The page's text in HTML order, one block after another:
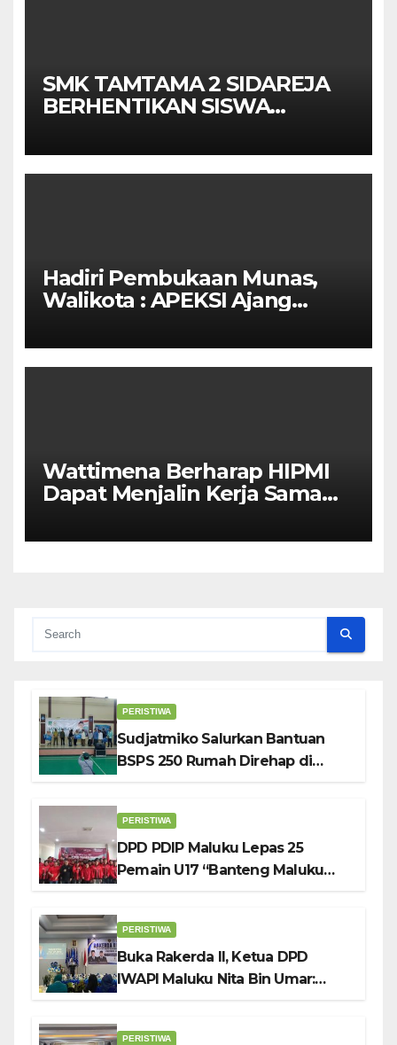
SMK TAMTAMA 2 SIDAREJA
BERHENTIKAN SISWA
LAKRI CILACAP TURUN
TANGAN
Hadiri Pembukaan Munas,
Walikota : APEKSI Ajang
Wattimena Berharap HIPMI
Dapat Menjalin Kerja Sama
Meningkatkan
PERISTIWA
Sudjatmiko Salurkan Bantuan
BSPS 250 Rumah Direhap di
PERISTIWA
DPD PDIP Maluku Lepas 25
Pemain U17 “Banteng Maluku
PERISTIWA
Buka Rakerda II, Ketua DPD
IWAPI Maluku Nita Bin Umar:
PERISTIWA